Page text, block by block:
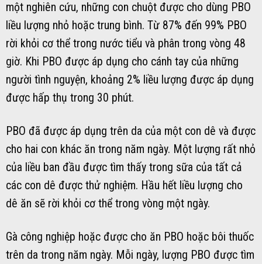
một nghiên cứu, những con chuột được cho dùng PBO
liều lượng nhỏ hoặc trung bình. Từ 87% đến 99% PBO
rời khỏi cơ thể trong nước tiểu và phân trong vòng 48
giờ. Khi PBO được áp dụng cho cánh tay của những
người tình nguyện, khoảng 2% liều lượng được áp dụng
được hấp thụ trong 30 phút.
PBO đã được áp dụng trên da của một con dê và được
cho hai con khác ăn trong năm ngày. Một lượng rất nhỏ
của liều ban đầu được tìm thấy trong sữa của tất cả
các con dê được thử nghiệm. Hầu hết liều lượng cho
dê ăn sẽ rời khỏi cơ thể trong vòng một ngày.
Gà công nghiệp hoặc được cho ăn PBO hoặc bôi thuốc
trên da trong năm ngày. Mỗi ngày, lượng PBO được tìm